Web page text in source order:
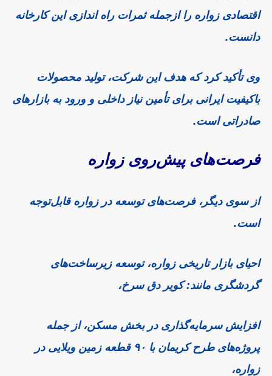
اقتصادی زواره را ازجمله ثمرات راه اندازی این کارخانه
دانست.
وی تأکید کرد که هدف این شرکت، تولید محصولات
باکیفیت ایرانی برای تأمین نیاز داخلی و ورود به بازارهای
صادراتی است.
فرصت‌های پیش‌رویزواره
از سوی دیگر، فرصت‌های توسعه در زواره قابل‌توجه
است.
احیای بازار تاریخی زواره، توسعه زیرساخت‌های
گردشگری مانند:کویر دق سرخ،
افزایش سرمایه‌گذاری در بخش مسکن، از جمله
پروژه‌های طرح کریمان با ۹۰ قطعه زمین ویلایی در
زواره،